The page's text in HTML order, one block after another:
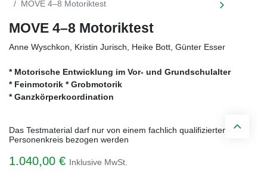
MOVE 4–8 Motoriktest
MOVE 4–8 Motoriktest
Anne Wyschkon, Kristin Jurisch, Heike Bott, Günter Esser
* Motorische Entwicklung im Vor- und Grundschulalter
* Feinmotorik * Grobmotorik
* Ganzkörperkoordination
Das Testmaterial darf nur von einem fachlich qualifizierten
Personenkreis bezogen werden
1.040,00 € Inklusive MwSt.